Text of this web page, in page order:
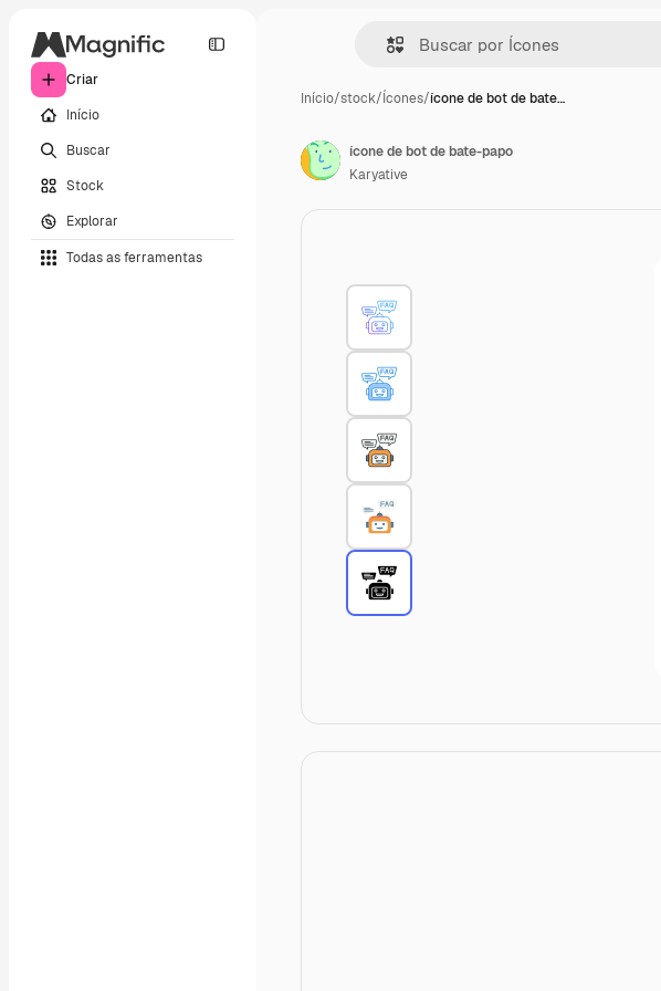
Criar
Início
Buscar
Stock
Explorar
Todas as ferramentas
Início/stock/Ícones/ícone de bot de bate…
ícone de bot de bate-papo
Karyative